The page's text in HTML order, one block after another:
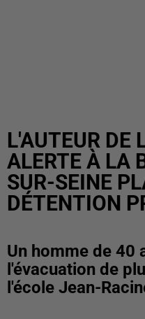
L'AUTEUR DE
ALERTE À LA
SUR-SEINE
DÉTENTION
Un homme de 40
l'évacuation de
l'école Jean-